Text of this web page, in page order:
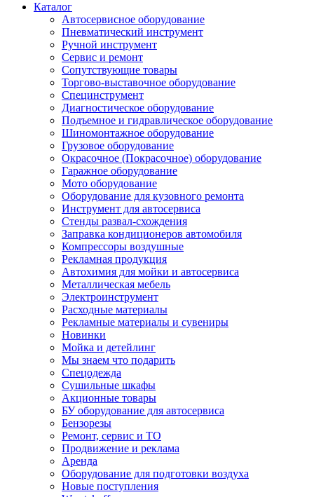
Каталог
Автосервисное оборудование
Пневматический инструмент
Ручной инструмент
Сервис и ремонт
Сопутствующие товары
Торгово-выставочное оборудование
Специнструмент
Диагностическое оборудование
Подъемное и гидравлическое оборудование
Шиномонтажное оборудование
Грузовое оборудование
Окрасочное (Покрасочное) оборудование
Гаражное оборудование
Мото оборудование
Оборудование для кузовного ремонта
Инструмент для автосервиса
Стенды развал-схождения
Заправка кондиционеров автомобиля
Компрессоры воздушные
Рекламная продукция
Автохимия для мойки и автосервиса
Металлическая мебель
Электроинструмент
Расходные материалы
Рекламные материалы и сувениры
Новинки
Мойка и детейлинг
Мы знаем что подарить
Спецодежда
Сушильные шкафы
Акционные товары
БУ оборудование для автосервиса
Бензорезы
Ремонт, сервис и ТО
Продвижение и реклама
Аренда
Оборудование для подготовки воздуха
Новые поступления